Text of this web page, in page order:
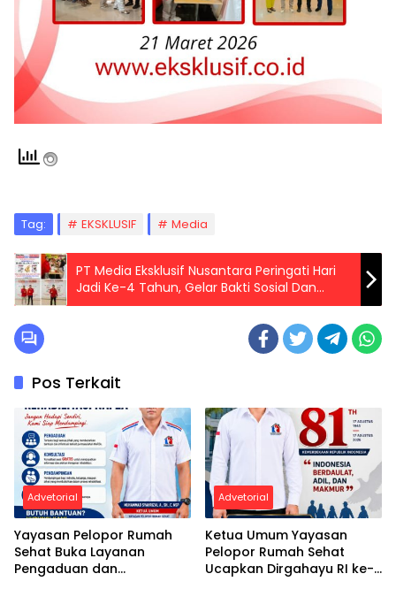
Tag: EKSKLUSIF Media
PT Media Eksklusif Nusantara Peringati Hari
Jadi Ke-4 Tahun, Gelar Bakti Sosial Dan
Berbuka Puasa Dengan Anak Yatim Piatu
Pos Terkait
Advetorial
Yayasan Pelopor Rumah
Sehat Buka Layanan
Pengaduan dan
Advetorial
Ketua Umum Yayasan
Pelopor Rumah Sehat
Ucapkan Dirgahayu RI ke-